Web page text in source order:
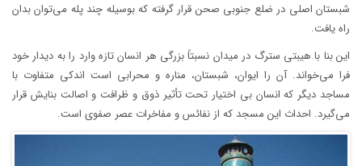
شبستان اصلی در ضلع جنوبی صحن قرار گرفته که بوسیله چند پله می‌توان بدان
راه یافت.
این بنا با هیبتی سترگ در میدان نسبتاً بزرگی هر انسان تازه وارد را به دیدار خود
فرا می‌خواند. آن را ایوان، شبستان، مناره و محرابی است اندکی متفاوت با
مساجد دیگر که انسان بی اختیار تحت تأثیر ذوق و ظرافت و اصالت بنایش قرار
می‌گیرد. احداث این مسجد که از نفائس و مفاخرات عصر صفوی است.